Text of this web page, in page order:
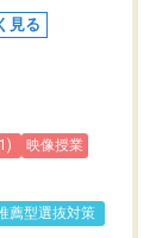
見る
映像授業
薦型選抜対策